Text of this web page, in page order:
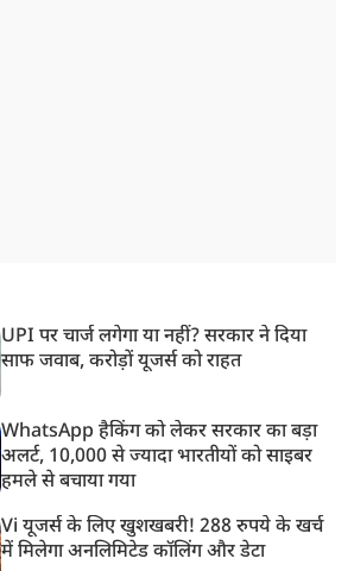
UPI पर चार्ज लगेगा या नहीं? सरकार ने दिया
साफ जवाब, करोड़ों यूजर्स को राहत
WhatsApp हैकिंग को लेकर सरकार का बड़ा
अलर्ट, 10,000 से ज्यादा भारतीयों को साइबर
हमले से बचाया गया
Vi यूजर्स के लिए खुशखबरी! 288 रुपये के खर्च
में मिलेगा अनलिमिटेड कॉलिंग और डेटा